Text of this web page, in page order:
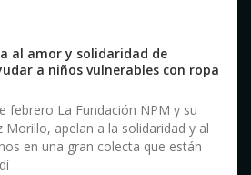
al amor y solidaridad de
a niños vulnerables con ropa
febrero La Fundación NPM y su
Morillo, apelan a la solidaridad y al
en una gran colecta que están